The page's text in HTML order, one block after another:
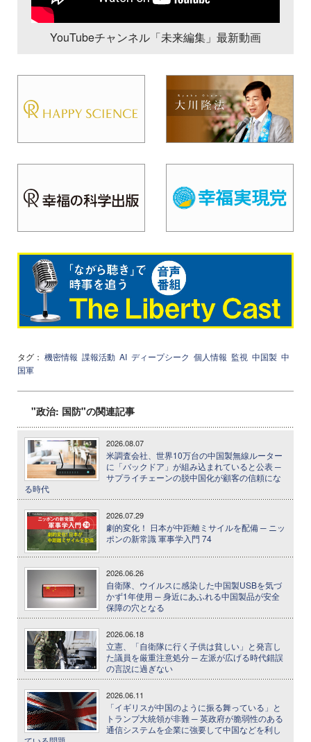
YouTubeチャンネル「未来編集」最新動画
タグ： 機密情報 諜報活動 AI ディープシーク 個人情報 監視 中国製 中
国軍
"政治: 国防"の関連記事
2026.08.07
米調査会社、世界10万台の中国製無線ルーター
に「バックドア」が組み込まれていると公表 ─
サプライチェーンの脱中国化が顧客の信頼にな
る時代
2026.07.29
劇的変化！ 日本が中距離ミサイルを配備 ─ ニッ
ポンの新常識 軍事学入門 74
2026.06.26
自衛隊、ウイルスに感染した中国製USBを気づ
かず1年使用 ─ 身近にあふれる中国製品が安全
保障の穴となる
2026.06.18
立憲、「自衛隊に行く子供は貧しい」と発言し
た議員を厳重注意処分 ─ 左派が広げる時代錯誤
の言説に過ぎない
2026.06.11
「イギリスが中国のように振る舞っている」と
トランプ大統領が非難 ─ 英政府が脆弱性のある
通信システムを企業に強要して中国などを利し